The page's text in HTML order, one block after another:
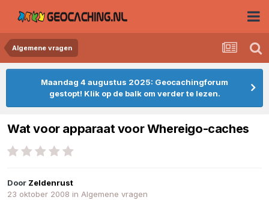
Algemene vragen
Maandag 4 augustus 2025: Geocachingforum
gestopt! Klik op de balk om verder te lezen.
Wat voor apparaat voor Whereigo-caches
Door Zeldenrust
23 oktober 2008 in Algemene vragen